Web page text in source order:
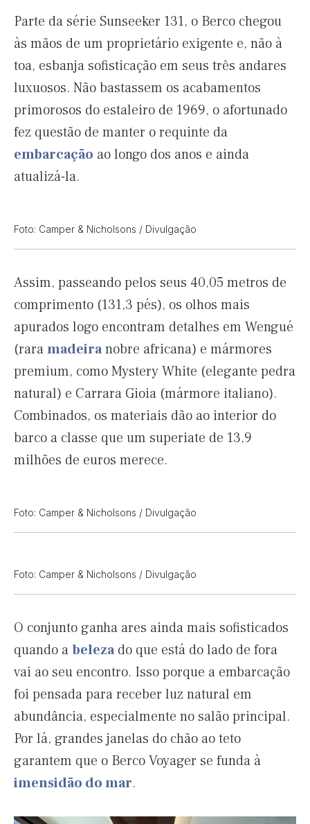
Parte da série Sunseeker 131, o Berco chegou
às mãos de um proprietário exigente e, não à
toa, esbanja sofisticação em seus três andares
luxuosos. Não bastassem os acabamentos
primorosos do estaleiro de 1969, o afortunado
fez questão de manter o requinte da
embarcação ao longo dos anos e ainda
atualizá-la.
Foto: Camper & Nicholsons / Divulgação
Assim, passeando pelos seus 40,05 metros de
comprimento (131,3 pés), os olhos mais
apurados logo encontram detalhes em Wengué
(raramadeiranobre africana) e mármores
premium, como Mystery White (elegante pedra
natural) e Carrara Gioia (mármore italiano).
Combinados, os materiais dão ao interior do
barco a classe que um superiate de 13,9
milhões de euros merece.
Foto: Camper & Nicholsons / Divulgação
Foto: Camper & Nicholsons / Divulgação
O conjunto ganha ares ainda mais sofisticados
quando abeleza do que está do lado de fora
vai ao seu encontro. Isso porque a embarcação
foi pensada para receber luz natural em
abundância, especialmente no salão principal.
Por lá, grandes janelas do chão ao teto
garantem que o Berco Voyager se funda à
imensidão do mar.